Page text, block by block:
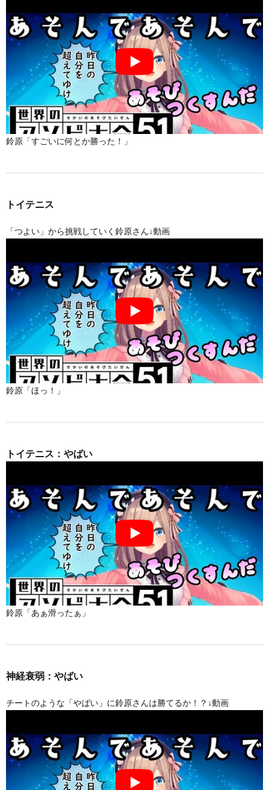
鈴原「すごいに何とか勝った！」
トイテニス
「つよい」から挑戦していく鈴原さん↓動画
鈴原「ほっ！」
トイテニス：やばい
鈴原「あぁ滑ったぁ」
神経衰弱：やばい
チートのような「やばい」に鈴原さんは勝てるか！？↓動画